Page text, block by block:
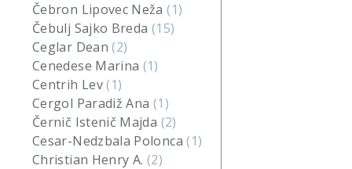
Čebron Lipovec Neža(1)
Čebulj Sajko Breda (15)
Ceglar Dean(2)
Cenedese Marina (1)
Centrih Lev(1)
Cergol Paradiž Ana (1)
Černič Istenič Majda (2)
Cesar-Nedzbala Polonca(1)
Christian Henry A. (2)